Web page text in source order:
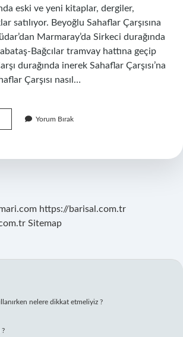
eski ve yeni kitaplar, dergiler,
satılıyor. Beyoğlu Sahaflar Çarşısına
Marmaray’da Sirkeci durağında
Bağcılar tramvay hattına geçip
durağında inerek Sahaflar Çarşısı’na
Çarşısı nasıl…
Yorum Bırak
https://barisal.com.tr
Sitemap
nelere dikkat etmeliyiz ?
?